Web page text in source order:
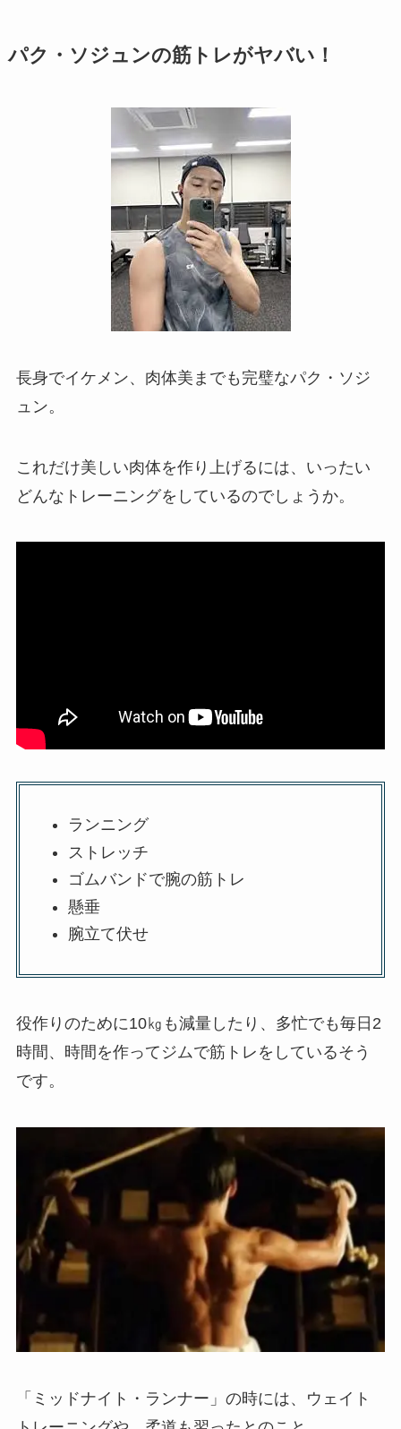
パク・ソジュンの筋トレがヤバい！
長身でイケメン、肉体美までも完璧なパク・ソジ
ュン。
これだけ美しい肉体を作り上げるには、いったい
どんなトレーニングをしているのでしょうか。
ランニング
ストレッチ
ゴムバンドで腕の筋トレ
懸垂
腕立て伏せ
役作りのために10㎏も減量したり、多忙でも毎日2
時間、時間を作ってジムで筋トレをしているそう
です。
「ミッドナイト・ランナー」の時には、ウェイト